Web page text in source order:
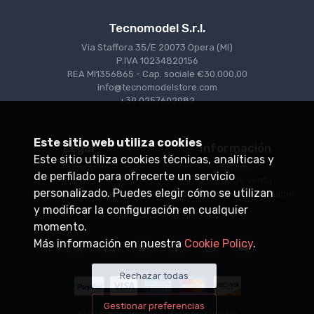
Tecnomodel S.r.l.
Via Staffora 35/E 20073 Opera (MI)
P.IVA 10234820156
REA MI1356865 - Cap. sociale €30.000,00
info@tecnomodelstore.com
+39 0257602982
Legal
Cookies
Condiciones de venta
Información
Puntos de venta
Conviértase en distribuidor
Este sitio web utiliza cookies
Este sitio utiliza cookies técnicas, analíticas y
de perfilado para ofrecerte un servicio
personalizado. Puedes elegir cómo se utilizan
y modificar la configuración en cualquier
momento.
Más información en nuestra Cookie Policy.
Rechazar todas
Gestionar preferencias